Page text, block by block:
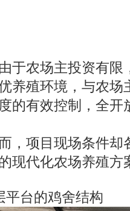
于农场主投资有限
养殖环境，与农场
的有效控制，全开
，项目现场条件却
现代化农场养殖方
平台的鸡舍结构